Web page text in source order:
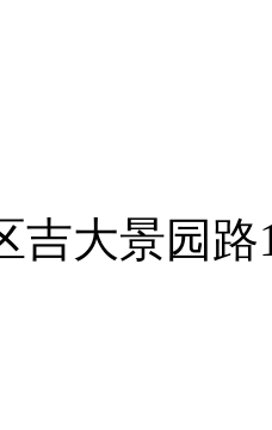
吉大景园